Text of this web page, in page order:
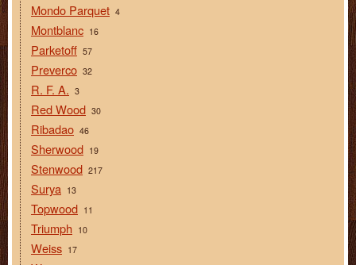
Mondo Parquet 4
Montblanc 16
Parketoff 57
Preverco 32
R. F. A. 3
Red Wood 30
Ribadao 46
Sherwood 19
Stenwood 217
Surya 13
Topwood 11
Triumph 10
Weiss 17